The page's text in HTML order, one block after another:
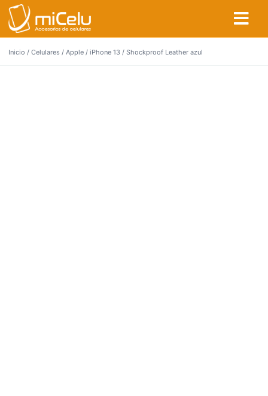
Inicio / Celulares / Apple / iPhone 13 / Shockproof Leather azul